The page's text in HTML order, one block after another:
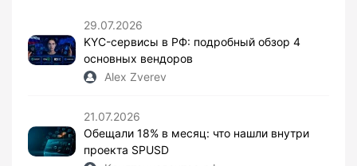
29.07.2026
KYC-сервисы в РФ: подробный обзор 4
основных вендоров
Alex Zverev
21.07.2026
Обещали 18% в месяц: что нашли внутри
проекта SPUSD